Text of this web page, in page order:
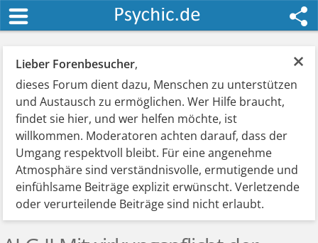
×
Lieber Forenbesucher,
dieses Forum dient dazu, Menschen zu unterstützen
und Austausch zu ermöglichen. Wer Hilfe braucht,
findet sie hier, und wer helfen möchte, ist
willkommen. Moderatoren achten darauf, dass der
Umgang respektvoll bleibt. Für eine angenehme
Atmosphäre sind verständnisvolle, ermutigende und
einfühlsame Beiträge explizit erwünscht. Verletzende
oder verurteilende Beiträge sind nicht erlaubt.